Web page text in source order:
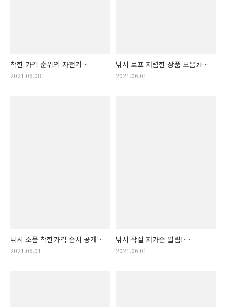
착한 가격 순위의 자전거
악세서리 물건 알림! 가격 착한
2021.06.08
낚시 로프 저렴한 상품 모음zip
추천! 낚시로프 모음
2021.06.01
낚시 소품 착한가격 순서 공개.
낚시소품 랭킹!!
2021.06.01
낚시 작살 저가순 알림!
낚시작살 랭킹!!
2021.06.01